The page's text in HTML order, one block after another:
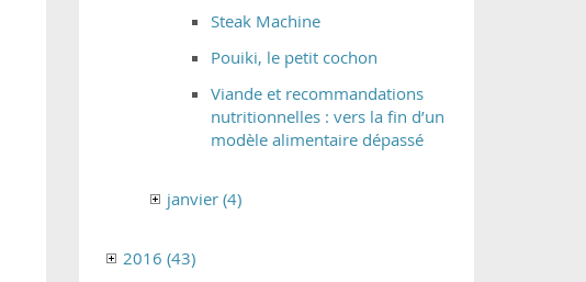
Steak Machine
Pouiki, le petit cochon
Viande et recommandations
nutritionnelles : vers la fin d’un
modèle alimentaire dépassé
janvier (4)
2016 (43)